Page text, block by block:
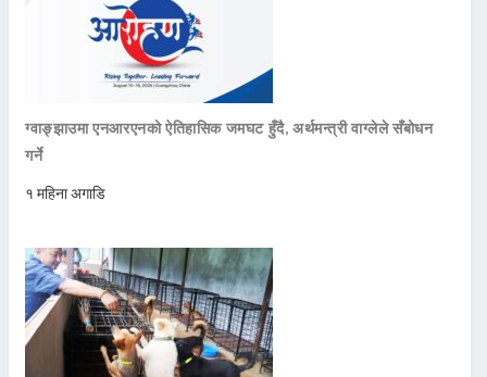
ग्वाङ्झाउमा एनआरएनको ऐतिहासिक जमघट हुँदै, अर्थमन्त्री वाग्लेले सँबोधन
गर्ने
१ महिना अगाडि